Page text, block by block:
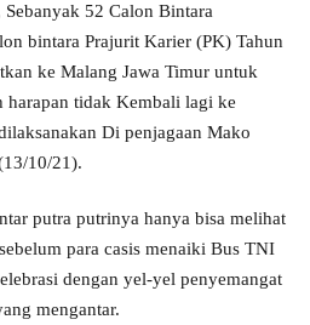
52 Calon Bintara
bintara Prajurit Karier (PK) Tahun
ke Malang Jawa Timur untuk
harapan tidak Kembali lagi ke
Di penjagaan Mako
10/21).
putra putrinya hanya bisa melihat
para casis menaiki Bus TNI
dengan yel-yel penyemangat
mengantar.